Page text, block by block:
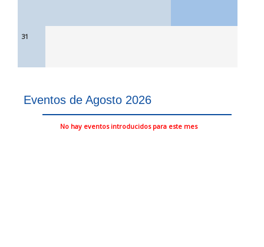
31
Eventos de Agosto 2026
No hay eventos introducidos para este mes